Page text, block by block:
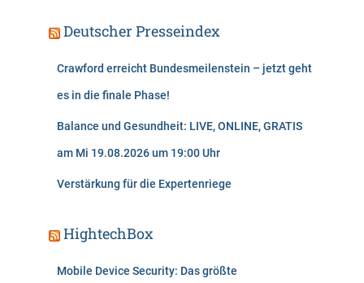
Deutscher Presseindex
Crawford erreicht Bundesmeilenstein – jetzt geht
es in die finale Phase!
Balance und Gesundheit: LIVE, ONLINE, GRATIS
am Mi 19.08.2026 um 19:00 Uhr
Verstärkung für die Expertenriege
HightechBox
Mobile Device Security: Das größte